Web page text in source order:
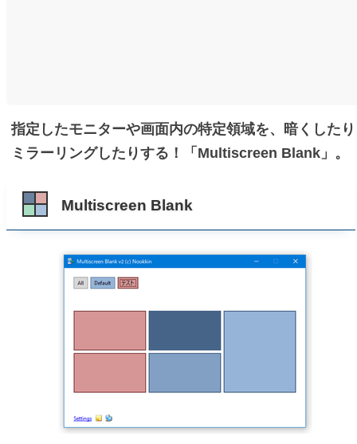
指定したモニターや画面内の特定領域を、暗くしたり
ミラーリングしたりする！「Multiscreen Blank」。
Multiscreen Blank